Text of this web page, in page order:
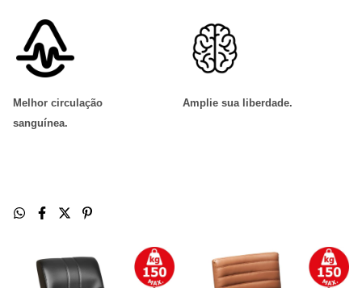
Melhor circulação
sanguínea.
Amplie sua liberdade.